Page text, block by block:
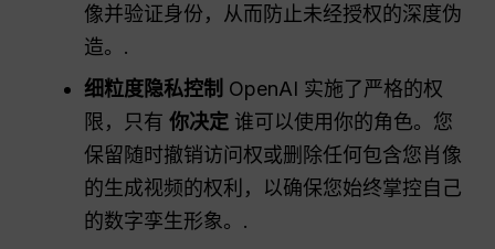
像并验证身份，从而防止未经授权的深度伪
造。.
细粒度隐私控制 OpenAI 实施了严格的权
限，只有你决定 谁可以使用你的角色。您
保留随时撤销访问权或删除任何包含您肖像
的生成视频的权利，以确保您始终掌控自己
的数字孪生形象。.